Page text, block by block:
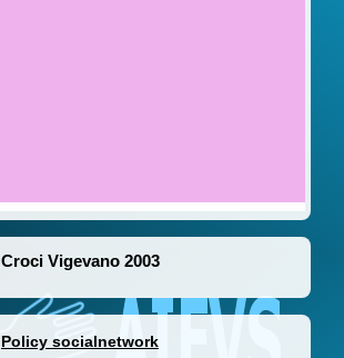
Croci Vigevano 2003
Policy socialnetwork